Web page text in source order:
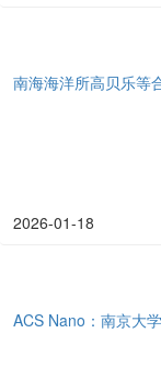
南海海洋所高贝乐等
2026-01-18
ACS Nano：南京大